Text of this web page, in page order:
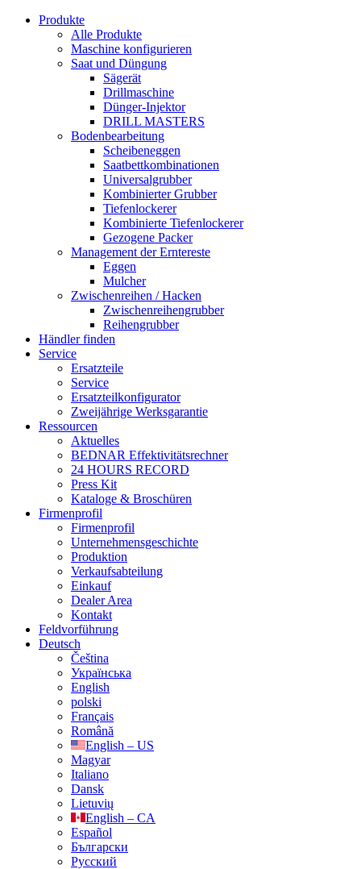
Produkte
Alle Produkte
Maschine konfigurieren
Saat und Düngung
Sägerät
Drillmaschine
Dünger-Injektor
DRILL MASTERS
Bodenbearbeitung
Scheibeneggen
Saatbettkombinationen
Universalgrubber
Kombinierter Grubber
Tiefenlockerer
Kombinierte Tiefenlockerer
Gezogene Packer
Management der Erntereste
Eggen
Mulcher
Zwischenreihen / Hacken
Zwischenreihengrubber
Reihengrubber
Händler finden
Service
Ersatzteile
Service
Ersatzteilkonfigurator
Zweijährige Werksgarantie
Ressourcen
Aktuelles
BEDNAR Effektivitätsrechner
24 HOURS RECORD
Press Kit
Kataloge & Broschüren
Firmenprofil
Firmenprofil
Unternehmensgeschichte
Produktion
Verkaufsabteilung
Einkauf
Dealer Area
Kontakt
Feldvorführung
Deutsch
Čeština
Українська
English
polski
Français
Română
English – US
Magyar
Italiano
Dansk
Lietuvių
English – CA
Español
Български
Русский